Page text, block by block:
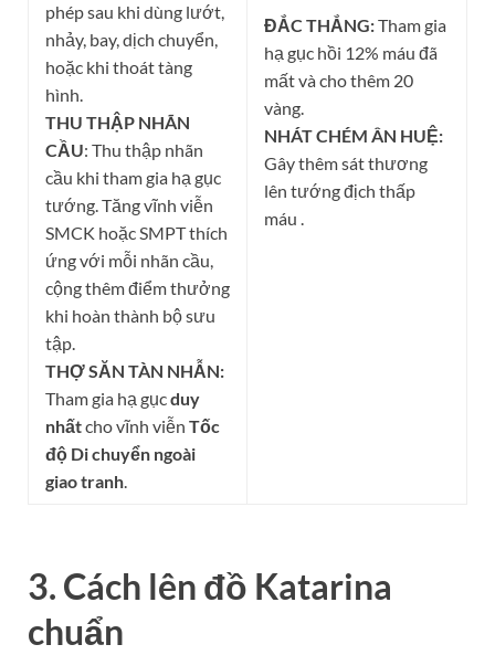
phép sau khi dùng lướt,
nhảy, bay, dịch chuyển,
hoặc khi thoát tàng
hình.
THU THẬP NHÃN
CẦU: Thu thập nhãn
cầu khi tham gia hạ gục
tướng. Tăng vĩnh viễn
SMCK hoặc SMPT thích
ứng với mỗi nhãn cầu,
cộng thêm điểm thưởng
khi hoàn thành bộ sưu
tập.
THỢ SĂN TÀN NHẪN:
Tham gia hạ gụcduy
nhấtcho vĩnh viễn Tốc
độ Di chuyển ngoài
giao tranh.
ĐẮC THẮNG:Tham gia
hạ gục hồi 12% máu đã
mất và cho thêm 20
vàng.
NHÁT CHÉM ÂN HUỆ:
Gây thêm sát thương
lên tướng địch thấp
máu .
3. Cách lên đồ Katarina
chuẩn